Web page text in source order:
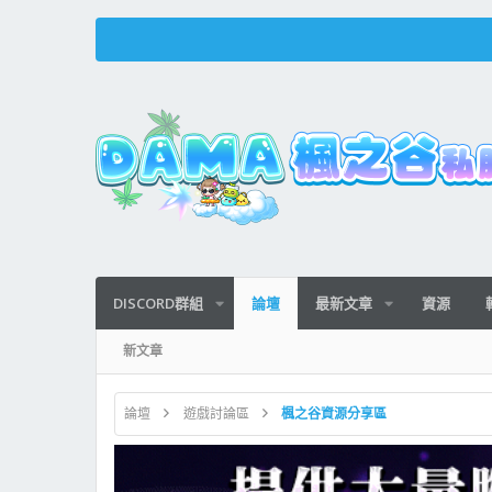
DISCORD群組 論壇 最新文章 資源
新文章
論壇 遊戲討論區 楓之谷資源分享區